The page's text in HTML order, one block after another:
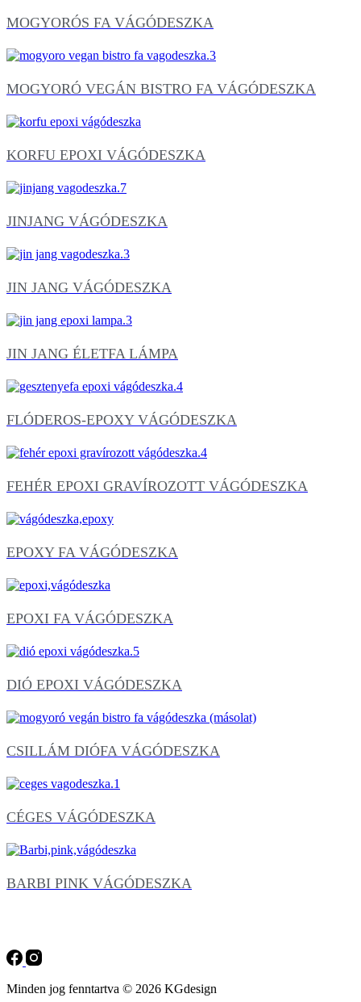
MOGYORÓS FA VÁGÓDESZKA
MOGYORÓ VEGÁN BISTRO FA VÁGÓDESZKA
KORFU EPOXI VÁGÓDESZKA
JINJANG VÁGÓDESZKA
JIN JANG VÁGÓDESZKA
JIN JANG ÉLETFA LÁMPA
FLÓDEROS-EPOXY VÁGÓDESZKA
FEHÉR EPOXI GRAVÍROZOTT VÁGÓDESZKA
EPOXY FA VÁGÓDESZKA
EPOXI FA VÁGÓDESZKA
DIÓ EPOXI VÁGÓDESZKA
CSILLÁM DIÓFA VÁGÓDESZKA
CÉGES VÁGÓDESZKA
BARBI PINK VÁGÓDESZKA
Minden jog fenntartva © 2026 KGdesign